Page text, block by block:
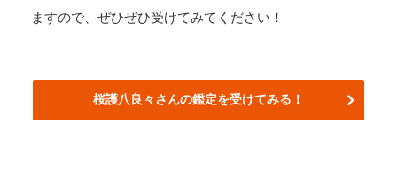
ますので、ぜひぜひ受けてみてください！
桜護八良々さんの鑑定を受けてみる！